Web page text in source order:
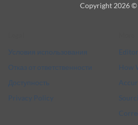
Delivery
Copyright 2026 ©
Условия использования
Отказ от ответственности
Доступность
Privacy Policy
How